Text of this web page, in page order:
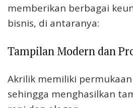
memberikan berbagai
bisnis, di antaranya:
Tampilan Modern dan
Akrilik memiliki
sehingga menghasilkan